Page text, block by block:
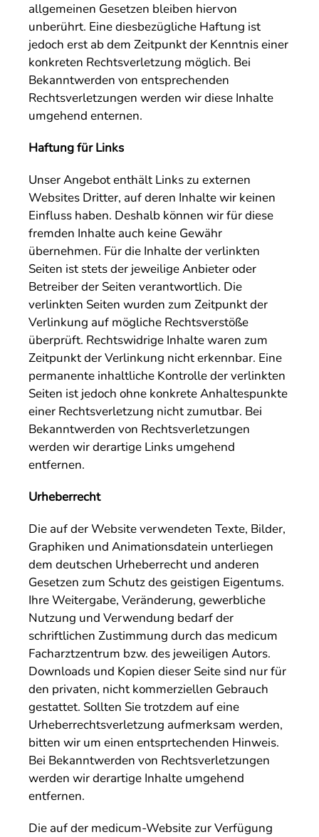
allgemeinen Gesetzen bleiben hiervon
unberührt. Eine diesbezügliche Haftung ist
jedoch erst ab dem Zeitpunkt der Kenntnis einer
konkreten Rechtsverletzung möglich. Bei
Bekanntwerden von entsprechenden
Rechtsverletzungen werden wir diese Inhalte
umgehend enternen.
Haftung für Links
Unser Angebot enthält Links zu externen
Websites Dritter, auf deren Inhalte wir keinen
Einfluss haben. Deshalb können wir für diese
fremden Inhalte auch keine Gewähr
übernehmen. Für die Inhalte der verlinkten
Seiten ist stets der jeweilige Anbieter oder
Betreiber der Seiten verantwortlich. Die
verlinkten Seiten wurden zum Zeitpunkt der
Verlinkung auf mögliche Rechtsverstöße
überprüft. Rechtswidrige Inhalte waren zum
Zeitpunkt der Verlinkung nicht erkennbar. Eine
permanente inhaltliche Kontrolle der verlinkten
Seiten ist jedoch ohne konkrete Anhaltespunkte
einer Rechtsverletzung nicht zumutbar. Bei
Bekanntwerden von Rechtsverletzungen
werden wir derartige Links umgehend
entfernen.
Urheberrecht
Die auf der Website verwendeten Texte, Bilder,
Graphiken und Animationsdatein unterliegen
dem deutschen Urheberrecht und anderen
Gesetzen zum Schutz des geistigen Eigentums.
Ihre Weitergabe, Veränderung, gewerbliche
Nutzung und Verwendung bedarf der
schriftlichen Zustimmung durch das medicum
Facharztzentrum bzw. des jeweiligen Autors.
Downloads und Kopien dieser Seite sind nur für
den privaten, nicht kommerziellen Gebrauch
gestattet. Sollten Sie trotzdem auf eine
Urheberrechtsverletzung aufmerksam werden,
bitten wir um einen entsprtechenden Hinweis.
Bei Bekanntwerden von Rechtsverletzungen
werden wir derartige Inhalte umgehend
entfernen.
Die auf der medicum-Website zur Verfügung